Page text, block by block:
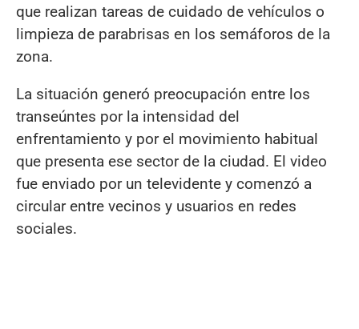
que realizan tareas de cuidado de vehículos o
limpieza de parabrisas en los semáforos de la
zona.
La situación generó preocupación entre los
transeúntes por la intensidad del
enfrentamiento y por el movimiento habitual
que presenta ese sector de la ciudad. El video
fue enviado por un televidente y comenzó a
circular entre vecinos y usuarios en redes
sociales.